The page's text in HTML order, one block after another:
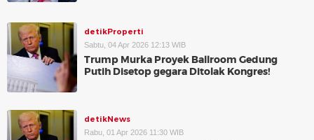
detikProperti
Sabtu, 04 Apr 2026 12:13 WIB
Trump Murka Proyek Ballroom Gedung
Putih Disetop gegara Ditolak Kongres!
detikNews
Rabu, 01 Apr 2026 11:30 WIB